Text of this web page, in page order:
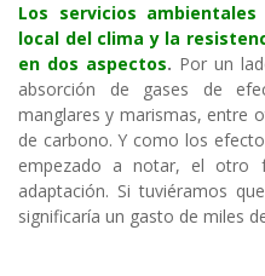
Los servicios
local del clima y la
en dos aspectos. Por un
absorción de gases de
manglares y marismas, entre
de carbono. Y como los
empezado a notar, el otro
adaptación. Si tuviéramos
significaría un gasto de miles